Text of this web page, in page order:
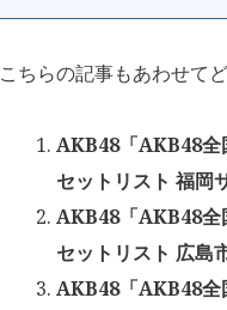
こちらの記事もあわせて
AKB48「AKB48全
セットリスト 福岡
AKB48「AKB48全
セットリスト 広島
AKB48「AKB48全